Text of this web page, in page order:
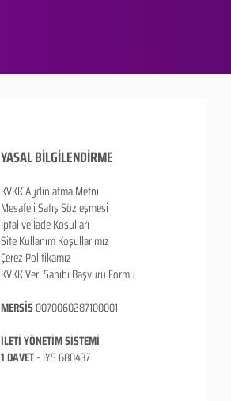
YASAL BİLGİLENDİRME
KVKK Aydınlatma Metni
Mesafeli Satış Sözleşmesi
İptal ve İade Koşulları
Site Kullanım Koşullarımız
Çerez Politikamız
KVKK Veri Sahibi Başvuru Formu
MERSİS0070060287100001
İLETİ YÖNETİM SİSTEMİ
1 DAVET- İYS 680437